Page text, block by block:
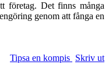
företag. Det finns många
genom att fånga en
Tipsa en kompis Skriv ut